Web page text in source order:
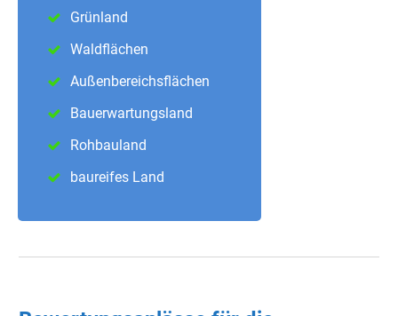
Grünland
Waldflächen
Außenbereichsflächen
Bauerwartungsland
Rohbauland
baureifes Land